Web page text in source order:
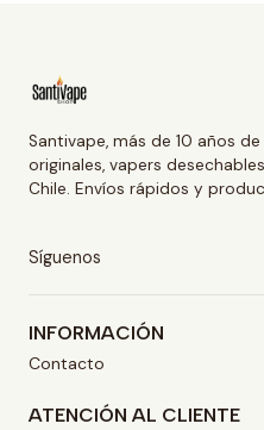
Santivape, más de 10 años
originales, vapers
Chile. Envíos rápidos y
Síguenos
INFORMACIÓN
Contacto
ATENCIÓN AL CLIENTE